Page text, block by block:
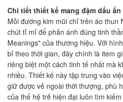
Chi tiết thiết kế mang đậm dấu
Mỗi đường kim mũi chỉ trên áo thun
chút tỉ mỉ để phản ánh đúng tinh
Meanings" của thương hiệu. Với
bỉ theo thời gian, đây chính là item
riêng biệt một cách tinh tế nhất mà
nhiều. Thiết kế này tập trung vào
giữ được vẻ ngoài thời thượng, phù
của thế hệ trẻ hiện đại luôn tìm